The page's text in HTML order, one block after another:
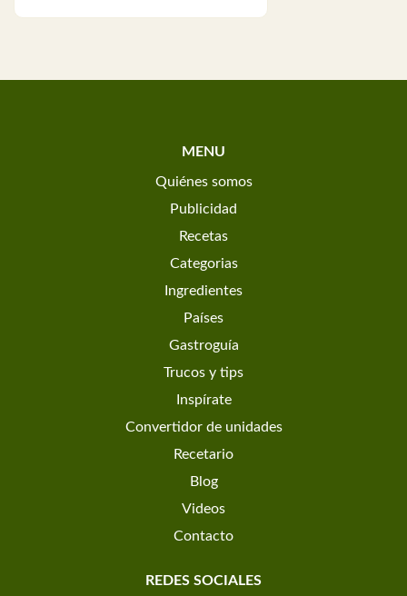
MENU
Quiénes somos
Publicidad
Recetas
Categorias
Ingredientes
Países
Gastroguía
Trucos y tips
Inspírate
Convertidor de unidades
Recetario
Blog
Videos
Contacto
REDES SOCIALES